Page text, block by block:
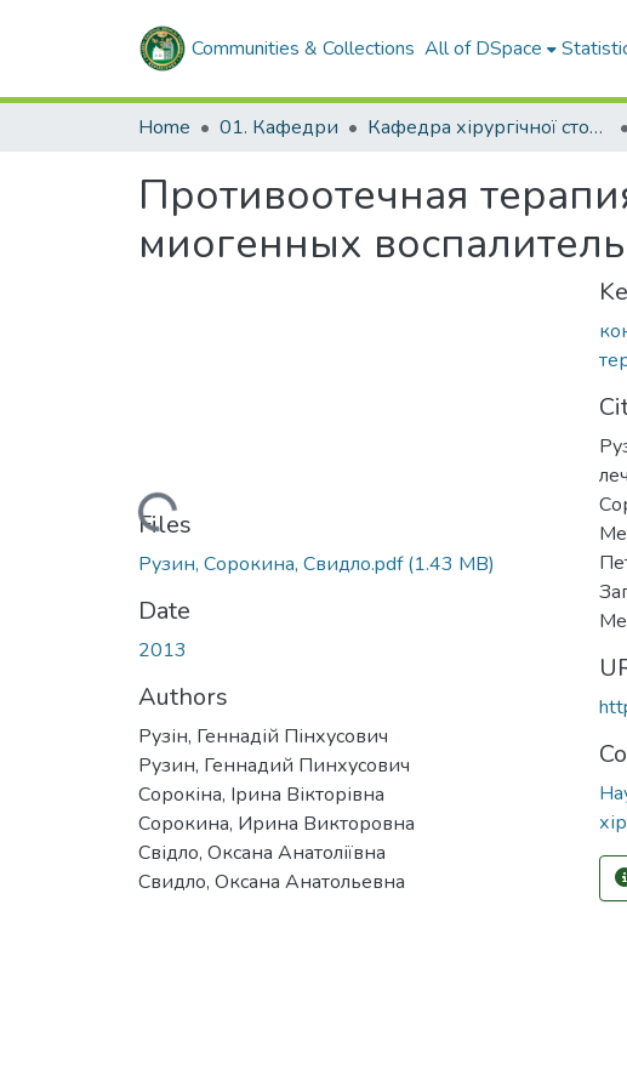
Communities & Collections All of DSpace
Home 01. Кафедри Кафедра хірургічної стоматології та щелепно-лицевої хірургії
Противоотечная
миогенных
Loading...
Files
Рузин, Сорокина, Свидло.pdf(1.43 MB)
Date
2013
Authors
Рузін, Геннадій Пінхусович
Рузин, Геннадий Пинхусович
Сорокіна, Ірина Вікторівна
Сорокина, Ирина Викторовна
Свідло, Оксана Анатоліївна
Свидло, Оксана Анатольевна